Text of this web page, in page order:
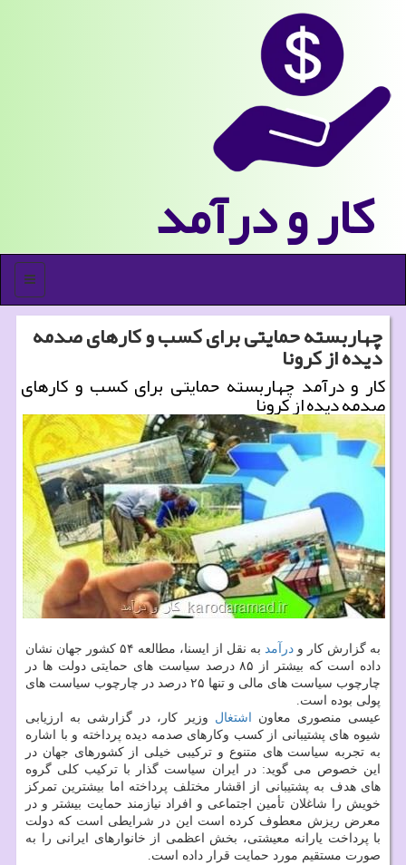
كار و درآمد
منو
چهاربسته حمایتی برای كسب و كارهای صدمه
دیده از كرونا
كار و درآمد چهاربسته حمایتی برای كسب و كارهای
صدمه دیده از كرونا
به گزارش کار و درآمد
به نقل از ایسنا، مطالعه ۵۴ کشور جهان نشان
داده است که بیشتر از ۸۵ درصد سیاست های حمایتی دولت ها در
چارچوب سیاست های مالی و تنها ۲۵ درصد در چارچوب سیاست های
پولی بوده است.
عیسی منصوری معاون
اشتغال وزیر کار، در گزارشی به ارزیابی
شیوه های پشتیبانی از کسب وکارهای صدمه دیده پرداخته و با اشاره
به تجربه سیاست های متنوع و ترکیبی خیلی از کشورهای جهان در
این خصوص می گوید: در ایران سیاست گذار با ترکیب کلی گروه
های هدف به پشتیبانی از اقشار مختلف پرداخته اما بیشترین تمرکز
خویش را شاغلان تأمین اجتماعی و افراد نیازمند حمایت بیشتر و در
معرض ریزش معطوف کرده است این در شرایطی است که دولت
با پرداخت یارانه معیشتی، بخش اعظمی از خانوارهای ایرانی را به
صورت مستقیم مورد حمایت قرار داده است.